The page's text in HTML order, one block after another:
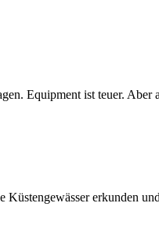
Equipment ist teuer.
erkunden